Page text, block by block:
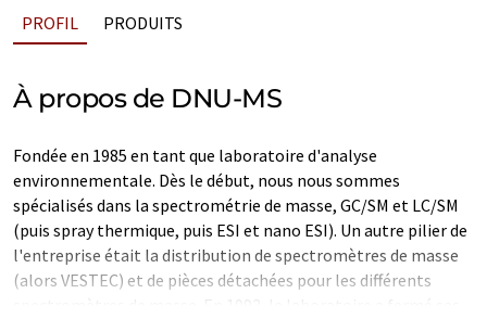
PROFIL PRODUITS
À propos de DNU-MS
Fondée en 1985 en tant que laboratoire d'analyse
environnementale. Dès le début, nous nous sommes
spécialisés dans la spectrométrie de masse, GC/SM et LC/SM
(puis spray thermique, puis ESI et nano ESI). Un autre pilier de
l'entreprise était la distribution de spectromètres de masse
(alors VESTEC) et de pièces détachées pour les différents